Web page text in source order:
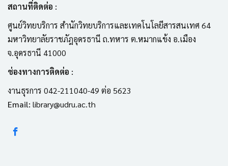
สถานที่ติดต่อ :
ศูนย์วิทยบริการ สำนักวิทยบริการและเทคโนโลยีสารสนเทศ 64
มหาวิทยาลัยราชภัฎอุดรธานี ถ.ทหาร ต.หมากแข้ง อ.เมือง
จ.อุดรธานี 41000
ช่องทางการติดต่อ :
งานธุรการ 042-211040-49 ต่อ 5623
Email: library@udru.ac.th